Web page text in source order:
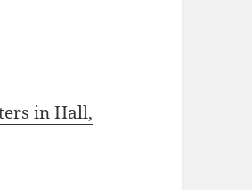
in Hall,